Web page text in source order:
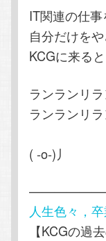
IT関連の仕
自分だけを
KCGに来る
ランランリ
ランランリ
( -o-)丿
人生色々，
【KCGの過